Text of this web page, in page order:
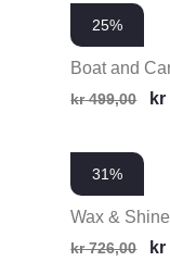
25%
Boat and
kr499,00 kr
31%
Wax &
kr726,00 kr